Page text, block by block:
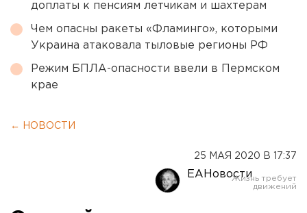
доплаты к пенсиям летчикам и шахтерам
Чем опасны ракеты «Фламинго», которыми
Украина атаковала тыловые регионы РФ
Режим БПЛА-опасности ввели в Пермском
крае
← НОВОСТИ
25 МАЯ 2020 В 17:37
ЕАНовости